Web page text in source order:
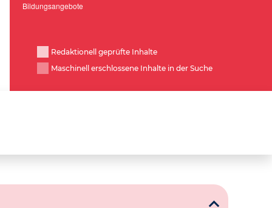
Redaktionell geprüfte Inhalte
Maschinell erschlossene Inhalte in der Suche